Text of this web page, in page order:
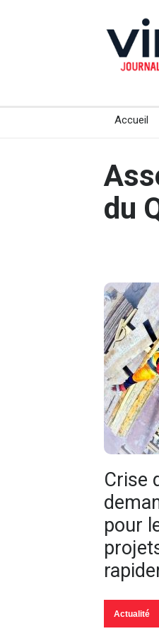
Accueil
du
Crise
pour
Actualité